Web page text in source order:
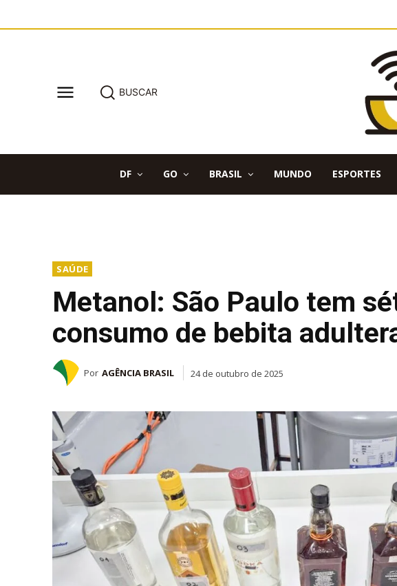
BUSCAR
DF GO BRASIL MUNDO ESPORTES
SAÚDE
Metanol: São Paulo tem
consumo de bebita
Por AGÊNCIA BRASIL 24 de outubro de 2025